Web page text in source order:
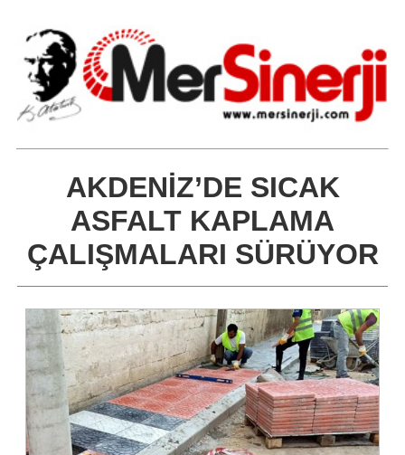
AKDENİZ’DE SICAK
ASFALT KAPLAMA
ÇALIŞMALARI SÜRÜYOR